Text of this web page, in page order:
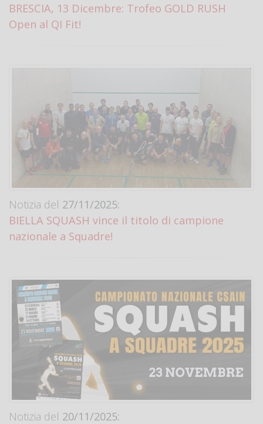
BRESCIA, 13 Dicembre: Trofeo GOLD RUSH
Open al QI Fit!
Notizia del 27/11/2025:
BIELLA SQUASH vince il titolo di campione
nazionale a Squadre!
Notizia del 20/11/2025: